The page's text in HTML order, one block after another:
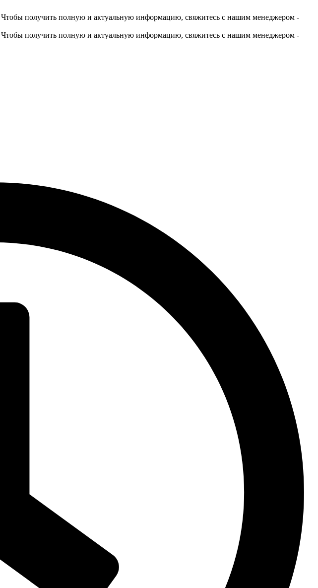
Чтобы получить полную и актуальную информацию, свяжитесь с нашим менеджером -
Чтобы получить полную и актуальную информацию, свяжитесь с нашим менеджером -